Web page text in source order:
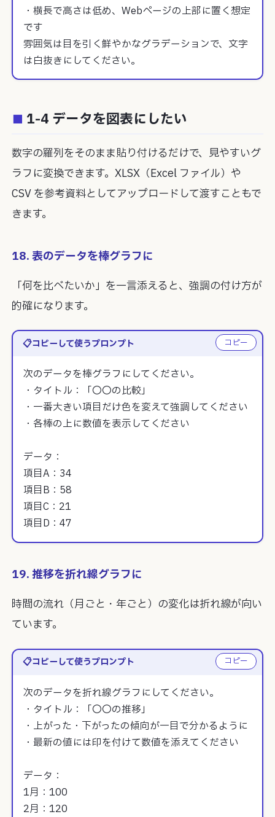
・横長で高さは低め、Webページの上部に置く想定
です
雰囲気は目を引く鮮やかなグラデーションで、文字
は白抜きにしてください。
1-4 データを図表にしたい
数字の羅列をそのまま貼り付けるだけで、見やすいグ
ラフに変換できます。XLSX（Excel ファイル）や
CSV を参考資料としてアップロードして渡すこともで
きます。
18. 表のデータを棒グラフに
「何を比べたいか」を一言添えると、強調の付け方が
的確になります。
コピーして使うプロンプト
次のデータを棒グラフにしてください。
・タイトル：「〇〇の比較」
・一番大きい項目だけ色を変えて強調してください
・各棒の上に数値を表示してください
データ：
項目A：34
項目B：58
項目C：21
項目D：47
コピー
19. 推移を折れ線グラフに
時間の流れ（月ごと・年ごと）の変化は折れ線が向い
ています。
コピーして使うプロンプト
次のデータを折れ線グラフにしてください。
・タイトル：「〇〇の推移」
・上がった・下がったの傾向が一目で分かるように
・最新の値には印を付けて数値を添えてください
データ：
1月：100
2月：120
コピー